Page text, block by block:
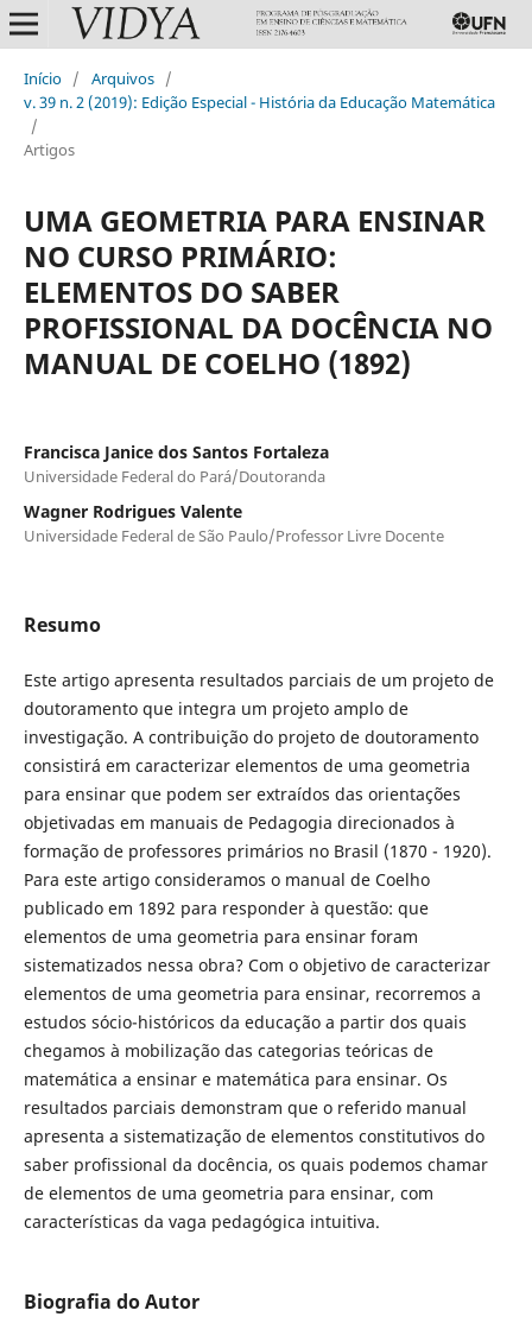
Início / Arquivos /
v. 39 n. 2 (2019): Edição Especial - História da Educação Matemática
/
Artigos
UMA GEOMETRIA PARA ENSINAR
NO CURSO PRIMÁRIO:
ELEMENTOS DO SABER
PROFISSIONAL DA DOCÊNCIA NO
MANUAL DE COELHO (1892)
Francisca Janice dos Santos Fortaleza
Universidade Federal do Pará/Doutoranda
Wagner Rodrigues Valente
Universidade Federal de São Paulo/Professor Livre Docente
Resumo
Este artigo apresenta resultados parciais de um projeto de
doutoramento que integra um projeto amplo de
investigação. A contribuição do projeto de doutoramento
consistirá em caracterizar elementos de uma geometria
para ensinar que podem ser extraídos das orientações
objetivadas em manuais de Pedagogia direcionados à
formação de professores primários no Brasil (1870 - 1920).
Para este artigo consideramos o manual de Coelho
publicado em 1892 para responder à questão: que
elementos de uma geometria para ensinar foram
sistematizados nessa obra? Com o objetivo de caracterizar
elementos de uma geometria para ensinar, recorremos a
estudos sócio-históricos da educação a partir dos quais
chegamos à mobilização das categorias teóricas de
matemática a ensinar e matemática para ensinar. Os
resultados parciais demonstram que o referido manual
apresenta a sistematização de elementos constitutivos do
saber profissional da docência, os quais podemos chamar
de elementos de uma geometria para ensinar, com
características da vaga pedagógica intuitiva.
Biografia do Autor